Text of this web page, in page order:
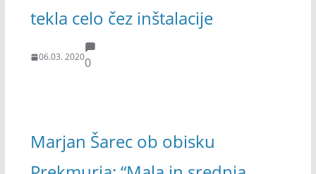
tekla celo čez inštalacije
06.03. 20200
Marjan Šarec ob obisku